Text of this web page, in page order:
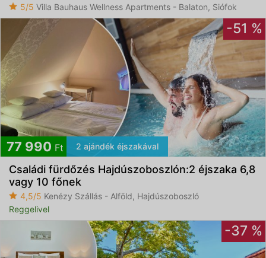
5/5 Villa Bauhaus Wellness Apartments - Balaton, Siófok
-51 %
77 990 Ft 2 ajándék éjszakával
Családi fürdőzés Hajdúszoboszlón:2 éjszaka 6,8
vagy 10 főnek
4,5/5 Kenézy Szállás - Alföld, Hajdúszoboszló
Reggelivel
-37 %